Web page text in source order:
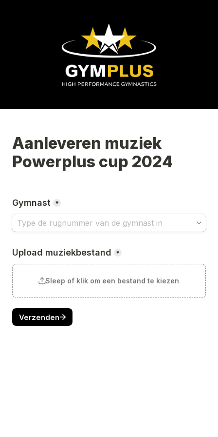
Aanleveren muziek
Powerplus cup 2024
Gymnast *
Upload muziekbestand *
Sleep of klik om een bestand te kiezen
Verzenden